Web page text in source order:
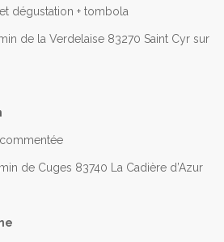
dégustation + tombola
de la Verdelaise 83270 Saint Cyr sur
de Cuges 83740 La Cadière d’Azur